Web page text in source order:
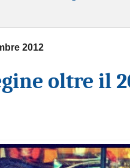
2012
oltre il